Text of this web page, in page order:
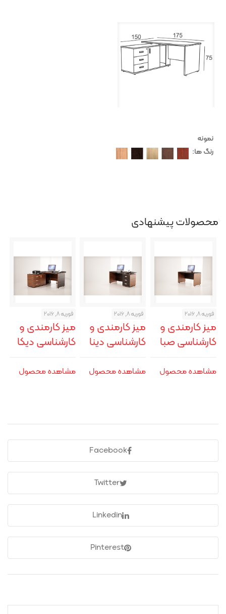
نمونه
رنگ ها:
محصولات پیشنهادی
فوریه 8, 2016
میز کارمندی و
کارشناسی دیکا
مشاهده محصول
فوریه 8, 2016
میز کارمندی و
کارشناسی دینا
مشاهده محصول
فوریه 8, 2016
میز کارمندی و
کارشناسی صبا
مشاهده محصول
Facebook
Twitter
Linkedin
Pinterest